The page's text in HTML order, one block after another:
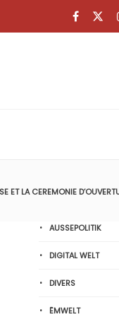
ET LA CEREMONIE
AUSSEPOLITIK
DIGITAL WELT
DIVERS
ËMWELT